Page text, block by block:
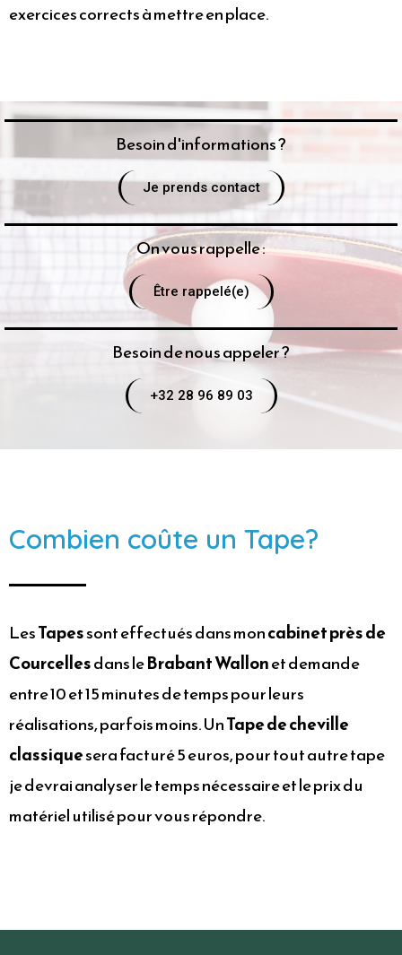
exercices corrects à mettre en place.
Besoin d'informations ?
Je prends contact
On vous rappelle :
Être rappelé(e)
Besoin de nous appeler ?
+32 28 96 89 03
Combien coûte un Tape?
LesTapessont effectués dans moncabinet près de
Courcellesdans leBrabant Wallonet demande
entre 10 et 15 minutes de temps pour leurs
réalisations, parfois moins. UnTape de cheville
classiquesera facturé 5 euros, pour tout autre tape
je devrai analyser le temps nécessaire et le prix du
matériel utilisé pour vous répondre.